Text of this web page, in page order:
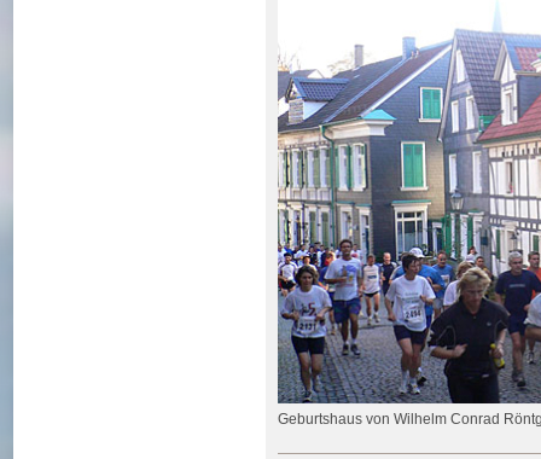
Geburtshaus von Wilhelm Conrad